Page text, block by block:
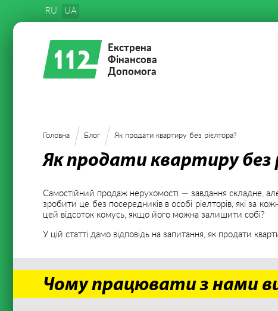
RU UA
Екстрена
Фінансова
Допомога
Головна Блог Як продати квартиру без рієлтора?
Як продати квартиру без
Самостійний продаж нерухомості — завдання складне,
зробити це без посередників в особі ріелторів, які за
цей відсоток комусь, якщо його можна залишити собі?
У цій статті дамо відповідь на запитання, як продати
Чому працювати з нами